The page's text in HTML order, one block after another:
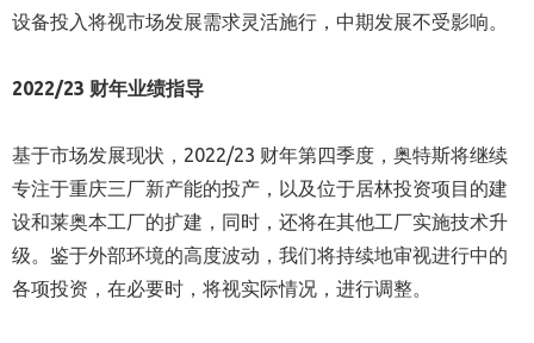
设备投入将视市场发展需求灵活施行，中期发展不受影响。
2022/23 财年业绩指导
基于市场发展现状，2022/23 财年第四季度，奥特斯将继续
专注于重庆三厂新产能的投产，以及位于居林投资项目的建
设和莱奥本工厂的扩建，同时，还将在其他工厂实施技术升
级。鉴于外部环境的高度波动，我们将持续地审视进行中的
各项投资，在必要时，将视实际情况，进行调整。